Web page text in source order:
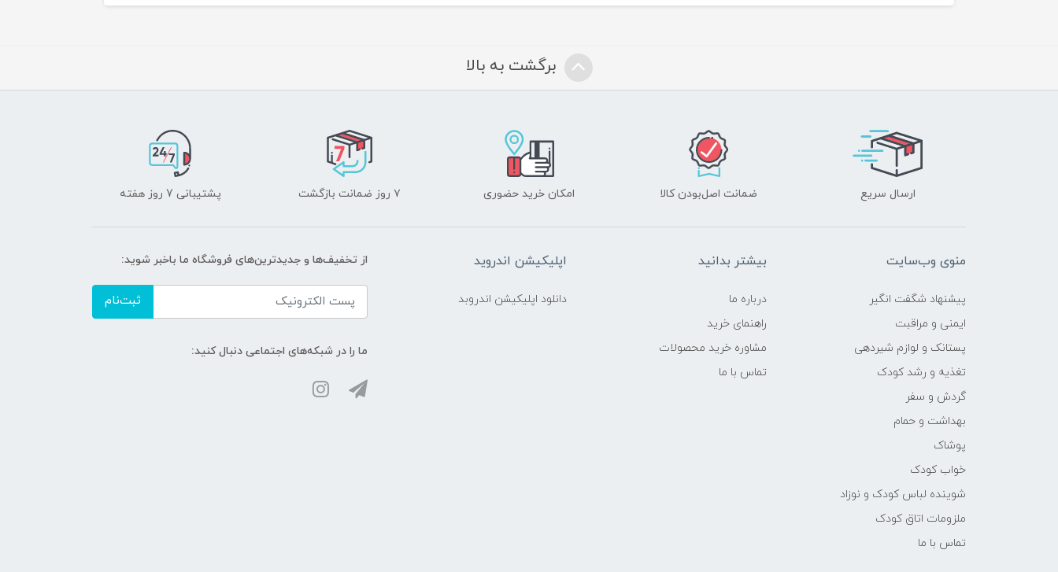
برگشت به بالا
ارسال سریع ضمانت اصل‌بودن کالا امکان خرید حضوری ۷ روز ضمانت بازگشت پشتیبانی 7 روز هفته
منوی وب‌سایت
پیشنهاد شگفت انگیر
ایمنی و مراقبت
پستانک و لوازم شیردهی
تغذیه و رشد کودک
گردش و سفر
بهداشت و حمام
پوشاک
خواب کودک
شوینده لباس کودک و نوزاد
ملزومات اتاق کودک
تماس با ما
بیشتر بدانید
درباره ما
راهنمای خرید
مشاوره خرید محصولات
تماس با ما
اپلیکیشن اندروید
دانلود اپلیکیشن اندروبد
از تخفیف‌ها و جدیدترین‌های فروشگاه ما باخبر شوید:
ثبت‌نام
ما را در شبکه‌های اجتماعی دنبال کنید: